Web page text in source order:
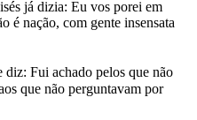
já dizia: Eu vos porei em
é nação, com gente insensata
diz: Fui achado pelos que não
que não perguntavam por